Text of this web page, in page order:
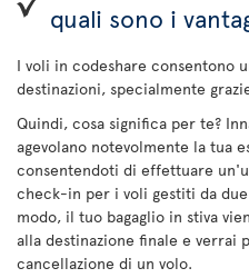
quali sono i
I voli in codeshare consentono
destinazioni, specialmente
Quindi, cosa significa per te?
agevolano notevolmente la tua
consentendoti di effettuare
check-in per i voli gestiti da
modo, il tuo bagaglio in stiva
alla destinazione finale e
cancellazione di un volo.